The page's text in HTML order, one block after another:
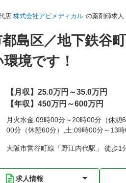
店 株式会社アビメディカル の薬剤師求人
都島区／地下鉄
境です！
【月収】25.0万円～35.0万円
【年収】450万円～600万円
月火水金:09時00分～20時00分（休
00分（休憩60分）,土:09時00分～13時
大阪市営谷町線「野江内代駅」 徒歩1
求人情報